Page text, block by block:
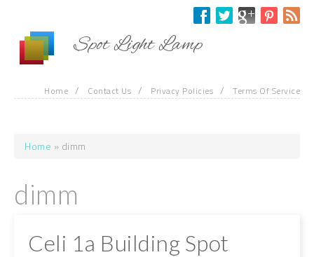
Spot Light Lamp
Home / Contact Us / Privacy Policies / Terms Of Service
You are here
Home » dimm
dimm
Celi 1a Building Spot